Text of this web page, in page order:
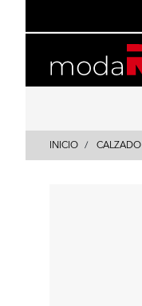
content
navigation
INICIO CALZADO